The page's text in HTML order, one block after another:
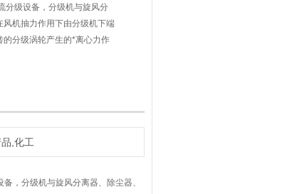
分级设备，分级机与旋风分
机抽力作用下由分级机下端
的分级涡轮产生的*离心力作
度消失，沿筒壁下降至二次
,化工
备，分级机与旋风分离器、除尘器、